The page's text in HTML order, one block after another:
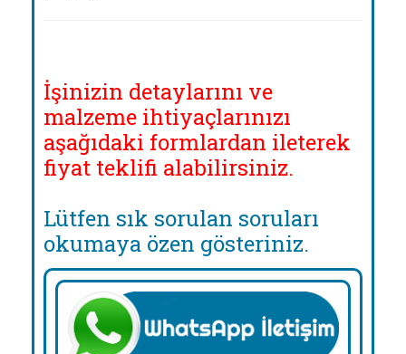
İşinizin detaylarını ve
malzeme ihtiyaçlarınızı
aşağıdaki formlardan ileterek
fiyat teklifi alabilirsiniz.
Lütfen sık sorulan soruları
okumaya özen gösteriniz.